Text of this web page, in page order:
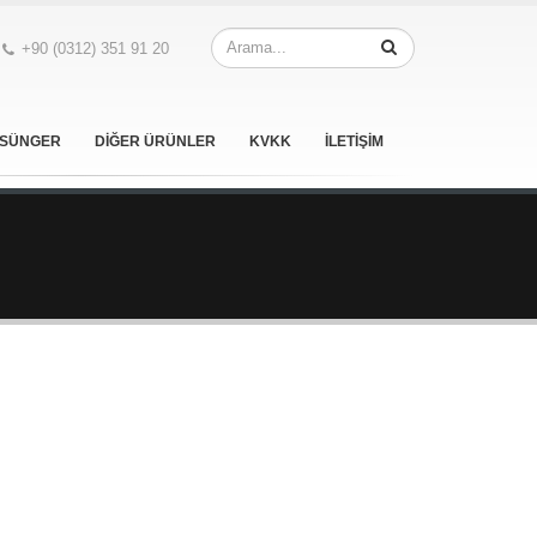
+90 (0312) 351 91 20
SÜNGER DİĞER ÜRÜNLER KVKK İLETİŞİM